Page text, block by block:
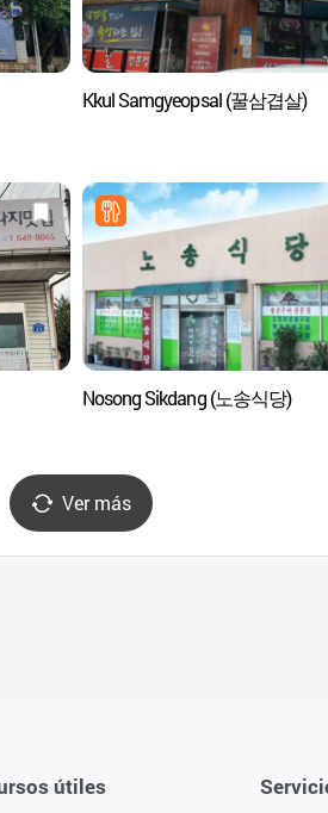
Kkul Samgyeopsal (꿀삼겹살)
Nosong Sikdang (노송식당)
Ver más
útiles